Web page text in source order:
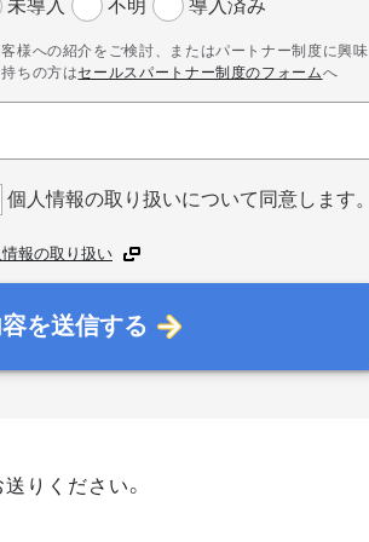
未導入 不明 導入済み
様への紹介をご検討、またはパートナー制度に興味
ちの方はセールスパートナー制度のフォームへ
個人情報の取り扱いについて同意します。
報の取り扱い
を送信する
りください。